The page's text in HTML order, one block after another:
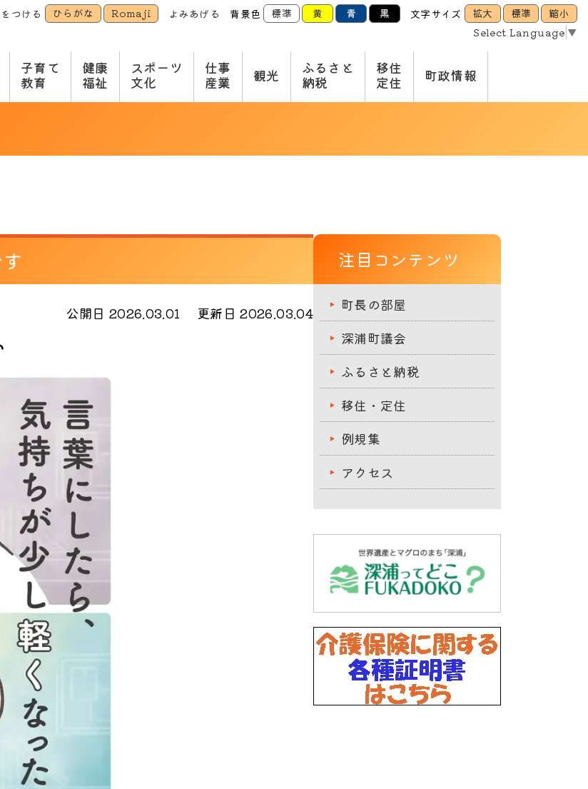
つける ひらがな Romaji よみあげる 背景色 標準 黄 青 黒 文字サイズ 拡大 標準
縮小
Select Language ▼
子育て
教育
健康
福祉
スポーツ
文化
仕事
産業
観光
ふるさと
納税
移住
定住
町政情報
公開日 2026.03.01
更新日 2026.03.04
注目コンテンツ
町長の部屋
深浦町議会
ふるさと納税
移住・定住
例規集
アクセス